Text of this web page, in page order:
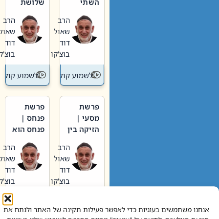
אנחנו משתמשים בעוגיות כדי לאפשר פעילות תקינה של האתר ולנתח את
וערב של
חיינו
הרב
שאול
דוד
בוצ'קו
לשמוע קול תורה – מדרש
האבות
הרב
שאול
דוד
בוצ'קו
לשמוע קול
פרשת
מסעי |
הזיקה בין
הגדול לעם הרב
שאול
דוד
בוצ'קו
לשמוע קול תורה – מדרש
פרשת
פנחס |
פנחס הוא
אליהו: בין
קנאות
הורסת
לקנאות
בונה
הרב
שאול
דוד
בוצ'קו
לשמוע קול